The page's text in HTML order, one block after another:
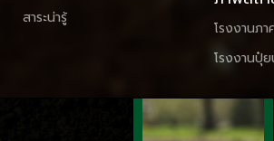
สาระน่ารู้
โรงงานภ
โรงงานปุ๋ย